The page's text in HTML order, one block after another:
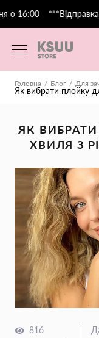
16:00 ***Відправка
Головна Блог Для
Як вибрати плойку
ЯК
ХВИЛЯ З
816